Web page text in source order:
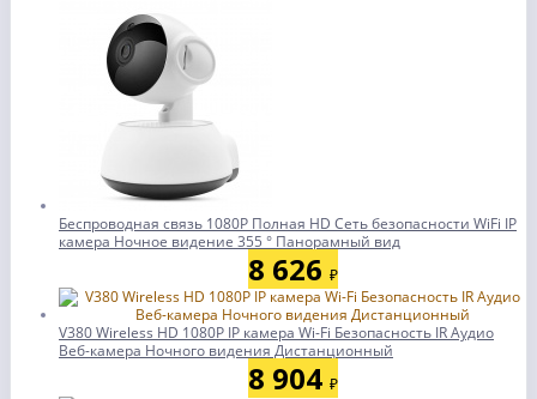
Беспроводная связь 1080P Полная HD Сеть безопасности WiFi IP
камера Ночное видение 355 ° Панорамный вид
8 626 ₽
V380 Wireless HD 1080P IP камера Wi-Fi Безопасность IR Аудио
Веб-камера Ночного видения Дистанционный
8 904 ₽